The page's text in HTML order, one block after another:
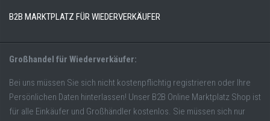
B2B MARKTPLATZ FÜR WIEDERVERKÄUFER
Großhandel für Wiederverkäufer:
Bei uns müssen Sie sich nicht kostenpflichtig registrieren oder Ihre
Persönlichen Daten hinterlassen! Unser B2B Online Marktplatz Shop ist
für alle Einkäufer und Großhändler kostenlos. Sie müssen sich nur